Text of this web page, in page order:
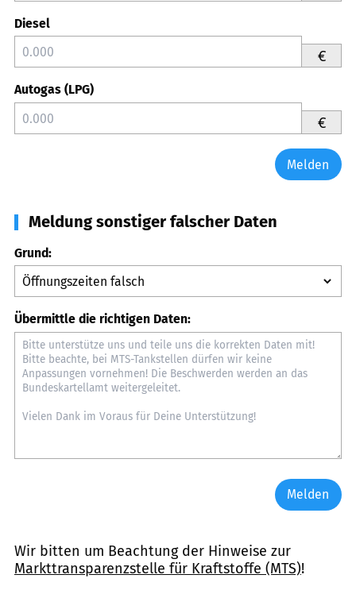
Diesel
€
Autogas (LPG)
€
Melden
Meldung sonstiger falscher Daten
Grund:
Übermittle die richtigen Daten:
Melden
Wir bitten um Beachtung der Hinweise zur
Markttransparenzstelle für Kraftstoffe (MTS)!